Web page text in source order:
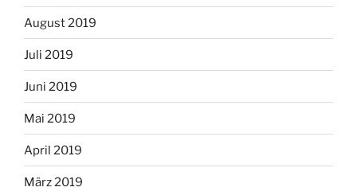
August 2019
Juli 2019
Juni 2019
Mai 2019
April 2019
März 2019